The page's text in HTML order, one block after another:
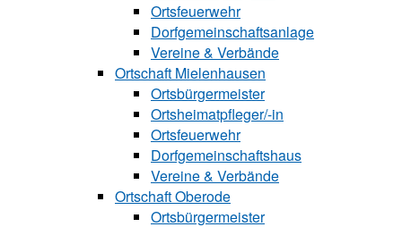
Ortsfeuerwehr
Dorfgemeinschaftsanlage
Vereine & Verbände
Ortschaft Mielenhausen
Ortsbürgermeister
Ortsheimatpfle‍‍ger/-in
Ortsfeuerwehr
Dorfgemeinschaftshaus
Vereine & Verbände
Ortschaft Oberode
Ortsbürgermeister